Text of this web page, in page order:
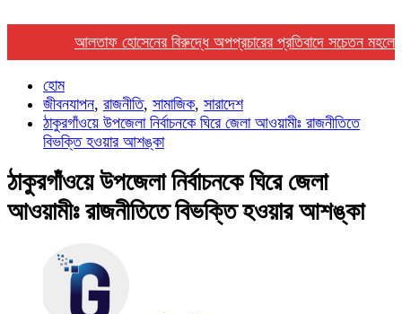
আলতাফ হোসেনের বিরুদ্ধে অপপ্রচারের প্রতিবাদে সচেতন মহলের নিন্দা
হোম
জীবনযাপন, রাজনীতি, সামাজিক, সারাদেশ
ঠাকুরগাঁওয়ে উপজেলা নির্বাচনকে ঘিরে জেলা আওয়ামীঃ রাজনীতিতে
বিভক্তি হওয়ার আশঙ্কা
ঠাকুরগাঁওয়ে উপজেলা নির্বাচনকে ঘিরে জেলা
আওয়ামীঃ রাজনীতিতে বিভক্তি হওয়ার আশঙ্কা